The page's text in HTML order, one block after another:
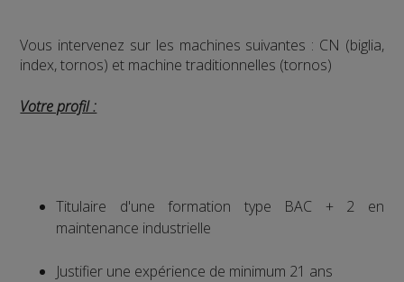
Vous intervenez sur les machines suivantes : CN (biglia,
index, tornos) et machine traditionnelles (tornos)
Votre profil :
Titulaire d'une formation type BAC + 2 en
maintenance industrielle
Justifier une expérience de minimum 21 ans